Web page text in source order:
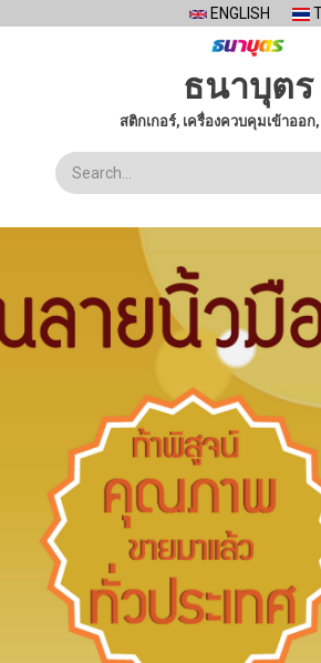
ENGLISH
ธนาบุตร
สติกเกอร์, เครื่องควบคุมเข้าออ
ค้นหา